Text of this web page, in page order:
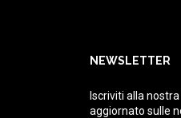
NEWSLETTER
Iscriviti alla
aggiornato sulle